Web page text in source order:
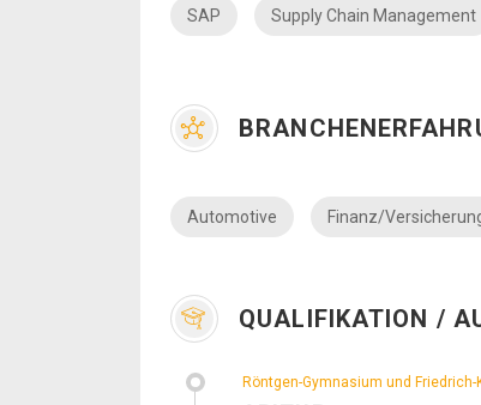
SAP Supply Chain Management
Automotive Finanz/
QUALIFIKATION /
Röntgen-Gymnasium und